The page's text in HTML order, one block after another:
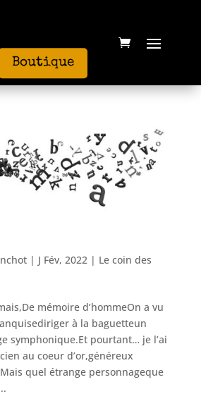
Boutique
| J Fév, 2022| Le coin des
mémoire d’hommeOn a vu
à la baguetteun
symphonique.Et pourtant… je l’ai
au coeur d’or,généreux
quel étrange personnageque